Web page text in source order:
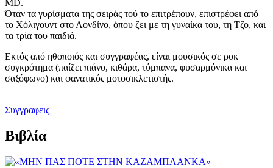
MD.
Όταν τα γυρίσματα της σειράς τού το επιτρέπουν, επιστρέφει από
το Χόλιγουντ στο Λονδίνο, όπου ζει με τη γυναίκα του, τη Τζο, και
τα τρία του παιδιά.
Εκτός από ηθοποιός και συγγραφέας, είναι μουσικός σε ροκ
συγκρότημα (παίζει πιάνο, κιθάρα, τύμπανα, φυσαρμόνικα και
σαξόφωνο) και φανατικός μοτοσικλετιστής.
Συγγραφεις
Βιβλία